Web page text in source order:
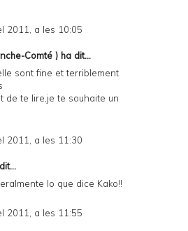
2011, a les 10:05
Comté ) ha dit...
sont fine et terriblement
de te lire,je te souhaite un
2011, a les 11:30
lo que dice Kako!!
2011, a les 11:55